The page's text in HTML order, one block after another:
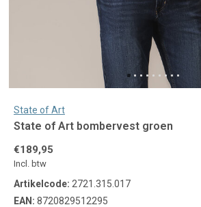
State of Art
State of Art bombervest groen
€189,95
Incl. btw
Artikelcode: 2721.315.017
EAN: 8720829512295